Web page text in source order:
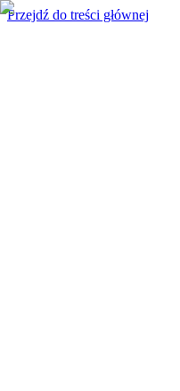
Przejdź do treści głównej